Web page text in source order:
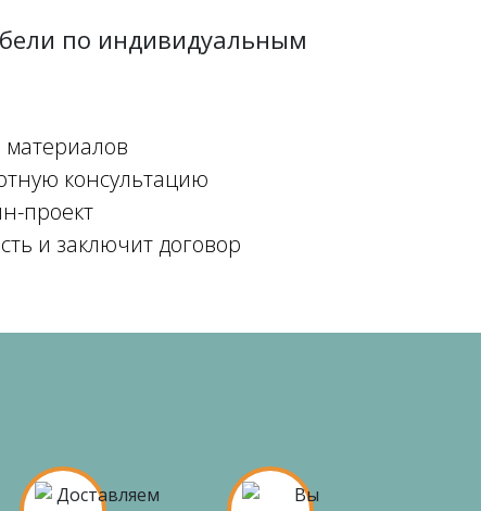
по индивидуальным
консультацию
проект
и заключит договор